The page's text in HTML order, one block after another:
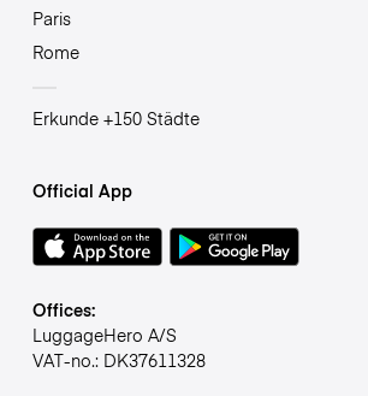
Paris
Rome
Erkunde +150 Städte
Official App
Offices:
LuggageHero A/S
VAT-no.: DK37611328